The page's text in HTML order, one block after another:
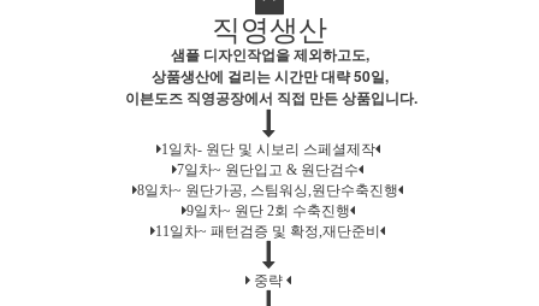
직영생산
샘플 디자인작업을 제외하고도,
상품생산에 걸리는 시간만 대략 50일,
이븐도즈 직영공장에서 직접 만든 상품입니다.
1일차- 원단 및 시보리 스페셜제작
7일차~ 원단입고 & 원단검수
8일차~ 원단가공, 스팀워싱,원단수축진행
9일차~ 원단 2회 수축진행
11일차~ 패턴검증 및 확정,재단준비
중략